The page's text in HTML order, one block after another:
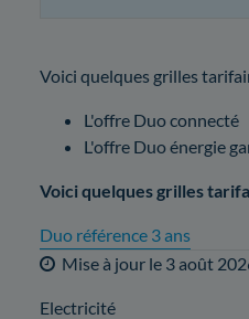
Voici quelques grilles
L'offre Duo connecté
L'offre Duo énergie
Voici quelques grilles
Duo référence 3 ans
Mise à jour le 3 août
Electricité